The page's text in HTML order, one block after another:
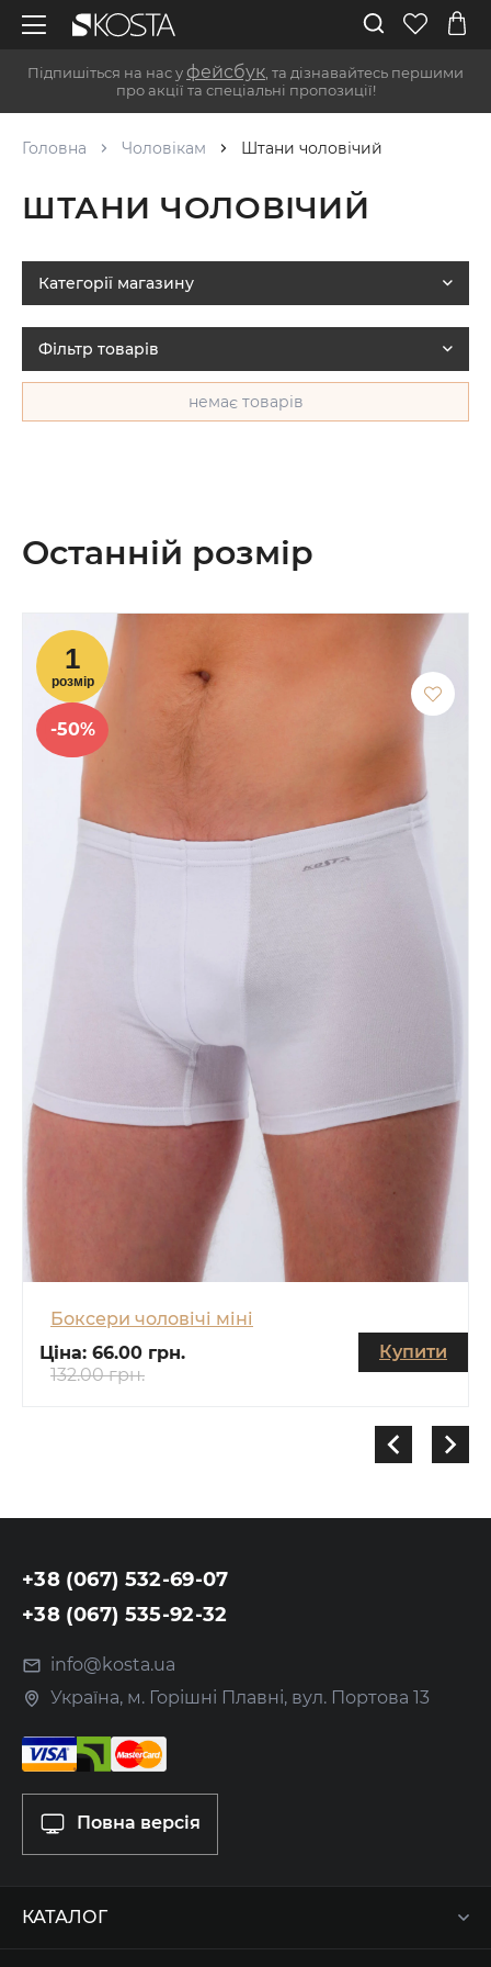
Підпишіться на нас у фейсбук , та дізнавайтесь першими
про акції та спеціальні пропозиції!
Головна Чоловікам Штани чоловічий
ШТАНИ ЧОЛОВІЧИЙ
Категорії магазину
Фільтр товарів
немає товарів
Останній розмір
-50%
Боксери чоловічі міні
Ціна: 66.00 грн.
132.00 грн.
Купити
+38 (067) 532-69-07
+38 (067) 535-92-32
info@kosta.ua
Україна, м. Горішні Плавні, вул. Портова 13
Повна версія
КАТАЛОГ